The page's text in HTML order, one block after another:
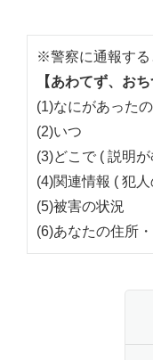
※警察に通報する
【あわてず、お
(1)なにがあった
(2)いつ
(3)どこで ( 説明
(4)関連情報 ( 犯
(5)被害の状況
(6)あなたの住所